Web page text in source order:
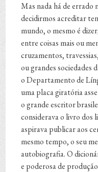
Mas nada há de errado
decidirmos acreditar
mundo, o mesmo é
entre coisas mais ou
cruzamentos,
ou grandes sociedades
o Departamento de
uma placa giratória
o grande escritor
considerava o livro dos
aspirava publicar aos
mesmo tempo, o seu
autobiografia. O
e poderosa de